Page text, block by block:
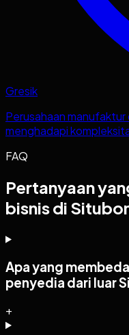
Gresik
Perusahaan
menghadapi
FAQ
Pertanyaan
bisnis di
Apa yang
penyedia dari luar
+